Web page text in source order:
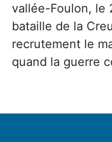
vallée-Foulon, le
bataille de la
recrutement le
quand la guerre